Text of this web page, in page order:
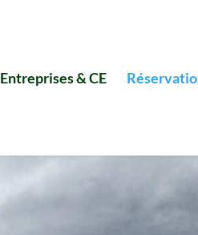
Entreprises & CE